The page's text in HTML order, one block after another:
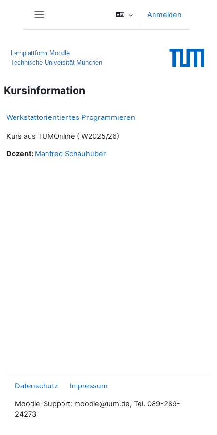
Anmelden
Lernplattform Moodle
Technische Universität München
Kursinformation
Werkstattorientiertes Programmieren
Kurs aus TUMOnline ( W2025/26)
Dozent: Manfred Schauhuber
Datenschutz Impressum
Moodle-Support: moodle@tum.de, Tel. 089-289-
24273